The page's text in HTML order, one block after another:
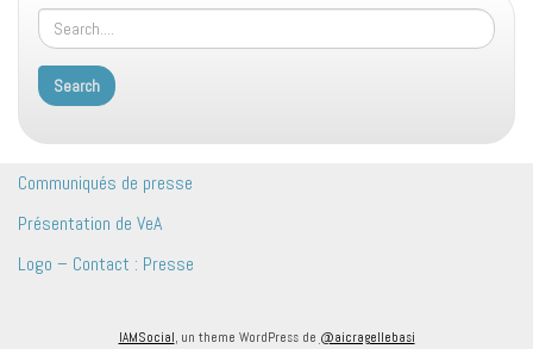
Communiqués de presse
Présentation de VeA
Logo – Contact : Presse
IAMSocial, un theme WordPress de @aicragellebasi